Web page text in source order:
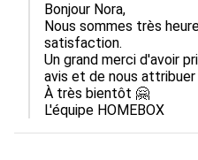
Bonjour Nora,
Nous sommes très
satisfaction.
Un grand merci d'avoir
avis et de nous
À très bientôt 🤗
L'équipe HOMEBOX